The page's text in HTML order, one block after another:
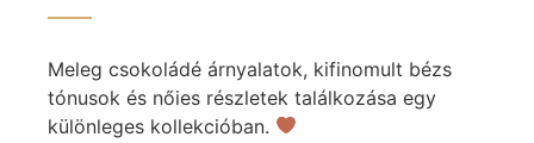
Meleg csokoládé árnyalatok, kifinomult bézs
tónusok és nőies részletek találkozása egy
különleges kollekcióban.